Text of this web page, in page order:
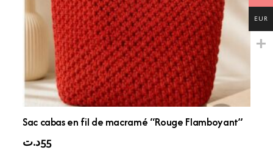
Sac cabas en fil de macramé “Rouge Flamboyant”
55د.ت
EUR